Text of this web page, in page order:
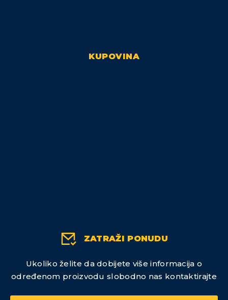
KUPOVINA
ZATRAŽI PONUDU
Ukoliko želite da dobijete više informacija o
određenom proizvodu slobodno nas kontaktirajte